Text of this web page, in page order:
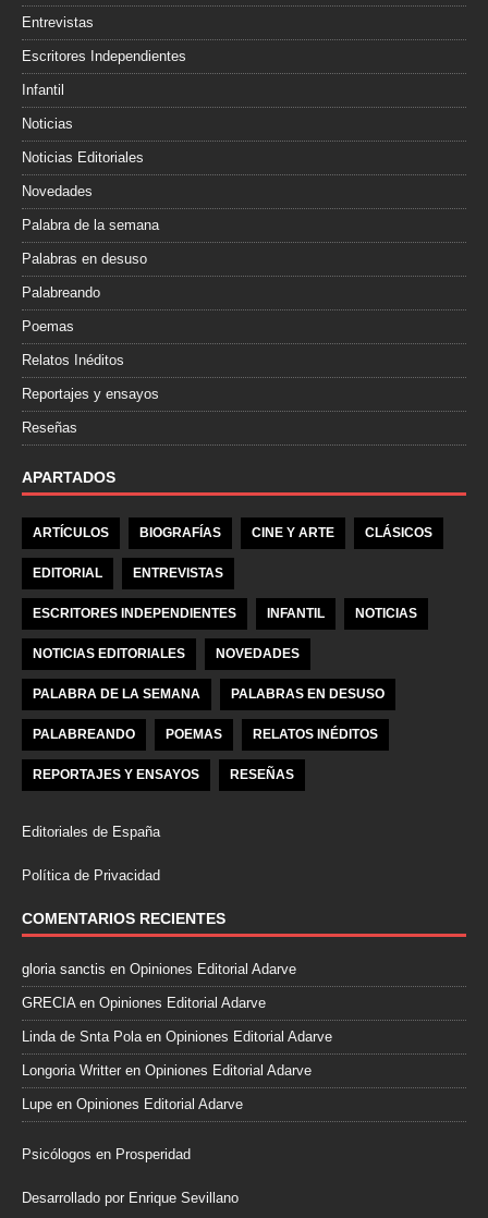
Entrevistas
Escritores Independientes
Infantil
Noticias
Noticias Editoriales
Novedades
Palabra de la semana
Palabras en desuso
Palabreando
Poemas
Relatos Inéditos
Reportajes y ensayos
Reseñas
APARTADOS
ARTÍCULOS BIOGRAFÍAS CINE Y ARTE CLÁSICOS
EDITORIAL ENTREVISTAS
ESCRITORES INDEPENDIENTES INFANTIL NOTICIAS
NOTICIAS EDITORIALES NOVEDADES
PALABRA DE LA SEMANA PALABRAS EN DESUSO
PALABREANDO POEMAS RELATOS INÉDITOS
REPORTAJES Y ENSAYOS RESEÑAS
Editoriales de España
Política de Privacidad
COMENTARIOS RECIENTES
gloria sanctis en Opiniones Editorial Adarve
GRECIAen Opiniones Editorial Adarve
Linda de Snta Polaen Opiniones Editorial Adarve
Longoria Writter en Opiniones Editorial Adarve
Lupe en Opiniones Editorial Adarve
Psicólogos en Prosperidad
Desarrollado por Enrique Sevillano